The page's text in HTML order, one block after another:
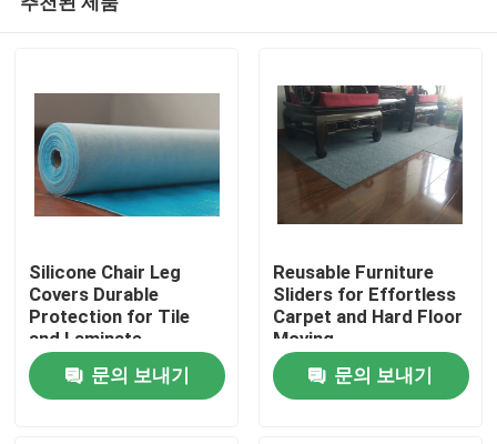
Silicone Chair Leg
Covers Durable
Protection for Tile
and Laminate
문의 보내기
Reusable Furniture
Sliders for Effortless
Carpet and Hard Floor
Moving
문의 보내기